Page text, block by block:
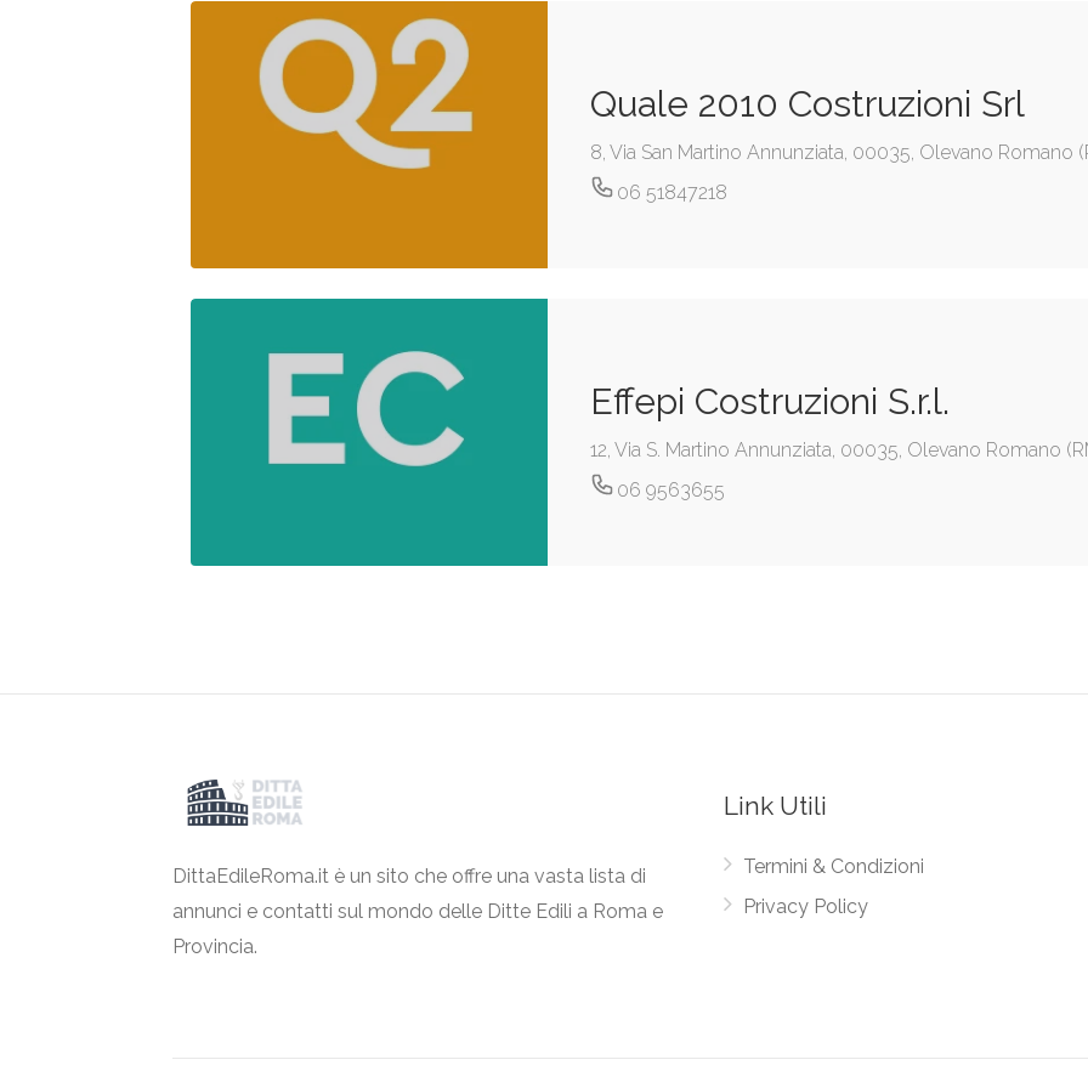
Quale 2010 Costruzioni Srl
8, Via San Martino Annunziata, 00035, Olevano Romano
06 51847218
Effepi Costruzioni S.r.l.
12, Via S. Martino Annunziata, 00035, Olevano Romano
06 9563655
DittaEdileRoma.it è un sito che offre una vasta lista di
annunci e contatti sul mondo delle Ditte Edili a Roma e
Provincia.
Link Utili
Termini & Condizioni
Privacy Policy